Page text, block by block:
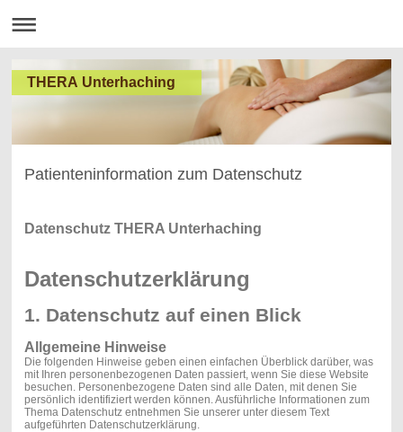
THERA Unterhaching
Patienteninformation zum Datenschutz
Datenschutz THERA Unterhaching
Datenschutzerklärung
1. Datenschutz auf einen Blick
Allgemeine Hinweise
Die folgenden Hinweise geben einen einfachen Überblick darüber, was
mit Ihren personenbezogenen Daten passiert, wenn Sie diese Website
besuchen. Personenbezogene Daten sind alle Daten, mit denen Sie
persönlich identifiziert werden können. Ausführliche Informationen zum
Thema Datenschutz entnehmen Sie unserer unter diesem Text
aufgeführten Datenschutzerklärung.